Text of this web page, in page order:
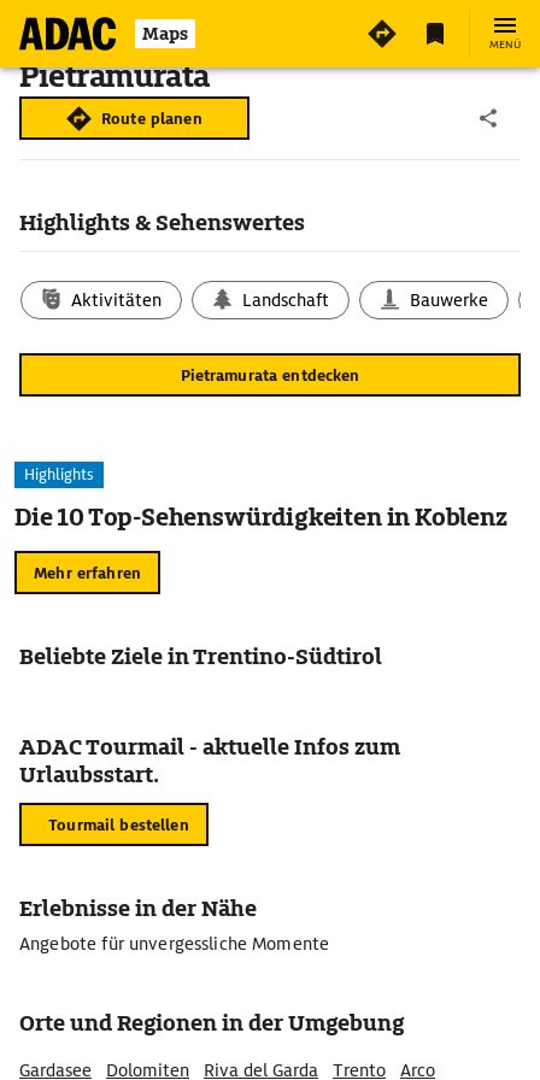
Maps MENÜ
Pietramurata
Route planen
Highlights & Sehenswertes
Aktivitäten Landschaft Bauwerke
Pietramurata entdecken
Highlights
Die 10 Top-Sehenswürdigkeiten in Koblenz
Mehr erfahren
Beliebte Ziele in Trentino-Südtirol
ADAC Tourmail - aktuelle Infos zum
Urlaubsstart.
Tourmail bestellen
Erlebnisse in der Nähe
Angebote für unvergessliche Momente
Orte und Regionen in der Umgebung
Gardasee Dolomiten Riva del Garda Trento Arco